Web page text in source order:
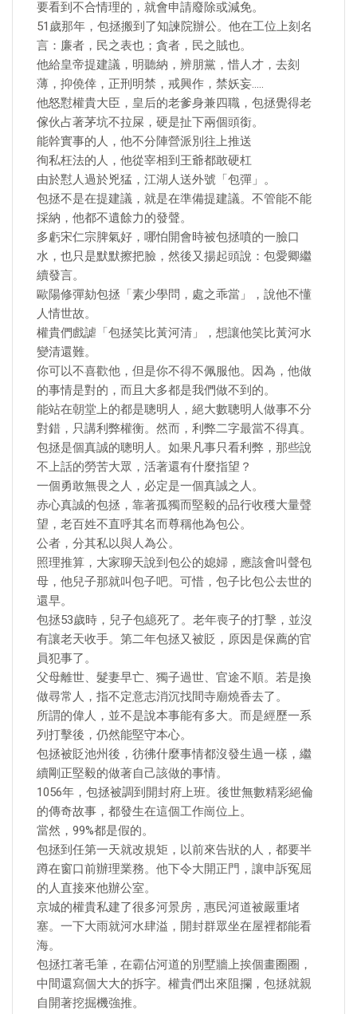
要看到不合情理的，就會申請廢除或減免。
51歲那年，包拯搬到了知諫院辦公。他在工位上刻名
言：廉者，民之表也；貪者，民之賊也。
他給皇帝提建議，明聽納，辨朋黨，惜人才，去刻
薄，抑僥倖，正刑明禁，戒興作，禁妖妄…..
他怒懟權貴大臣，皇后的老爹身兼四職，包拯覺得老
傢伙占著茅坑不拉屎，硬是扯下兩個頭銜。
能幹實事的人，他不分陣營派別往上推送
徇私枉法的人，他從宰相到王爺都敢硬杠
由於懟人過於兇猛，江湖人送外號「包彈」。
包拯不是在提建議，就是在準備提建議。不管能不能
採納，他都不遺餘力的發聲。
多虧宋仁宗脾氣好，哪怕開會時被包拯噴的一臉口
水，也只是默默擦把臉，然後又揚起頭說：包愛卿繼
續發言。
歐陽修彈劾包拯「素少學問，處之乖當」，說他不懂
人情世故。
權貴們戲謔「包拯笑比黃河清」，想讓他笑比黃河水
變清還難。
你可以不喜歡他，但是你不得不佩服他。因為，他做
的事情是對的，而且大多都是我們做不到的。
能站在朝堂上的都是聰明人，絕大數聰明人做事不分
對錯，只講利弊權衡。然而，利弊二字最當不得真。
包拯是個真誠的聰明人。如果凡事只看利弊，那些說
不上話的勞苦大眾，活著還有什麼指望？
一個勇敢無畏之人，必定是一個真誠之人。
赤心真誠的包拯，靠著孤獨而堅毅的品行收穫大量聲
望，老百姓不直呼其名而尊稱他為包公。
公者，分其私以與人為公。
照理推算，大家聊天說到包公的媳婦，應該會叫聲包
母，他兒子那就叫包子吧。可惜，包子比包公去世的
還早。
包拯53歲時，兒子包繶死了。老年喪子的打擊，並沒
有讓老天收手。第二年包拯又被貶，原因是保薦的官
員犯事了。
父母離世、髮妻早亡、獨子過世、官途不順。若是換
做尋常人，指不定意志消沉找間寺廟燒香去了。
所謂的偉人，並不是說本事能有多大。而是經歷一系
列打擊後，仍然能堅守本心。
包拯被貶池州後，彷彿什麼事情都沒發生過一樣，繼
續剛正堅毅的做著自己該做的事情。
1056年，包拯被調到開封府上班。後世無數精彩絕倫
的傳奇故事，都發生在這個工作崗位上。
當然，99%都是假的。
包拯到任第一天就改規矩，以前來告狀的人，都要半
蹲在窗口前辦理業務。他下令大開正門，讓申訴冤屈
的人直接來他辦公室。
京城的權貴私建了很多河景房，惠民河道被嚴重堵
塞。一下大雨就河水肆溢，開封群眾坐在屋裡都能看
海。
包拯扛著毛筆，在霸佔河道的別墅牆上挨個畫圈圈，
中間還寫個大大的拆字。權貴們出來阻攔，包拯就親
自開著挖掘機強推。